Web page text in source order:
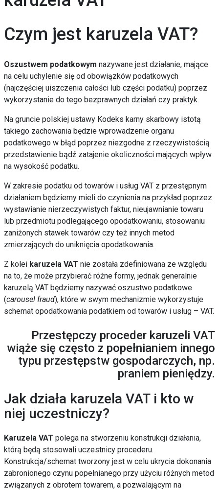
Czym jest karuzela VAT?
Oszustwem podatkowym nazywane jest działanie, mające
na celu uchylenie się od obowiązków podatkowych
(najczęściej uiszczenia całości lub części podatku) poprzez
wykorzystanie do tego bezprawnych działań czy praktyk.
Na gruncie polskiej ustawy Kodeks karny skarbowy istotą
takiego zachowania będzie wprowadzenie organu
podatkowego w błąd poprzez niezgodne z rzeczywistością
przedstawienie bądź zatajenie okoliczności mających wpływ
na wysokość podatku.
W zakresie podatku od towarów i usług VAT z przestępnym
działaniem będziemy mieli do czynienia na przykład poprzez
wystawianie nierzeczywistych faktur, nieujawnianie towaru
lub przedmiotu podlegającego opodatkowaniu, stosowaniu
zaniżonych stawek towarów czy też innych metod
zmierzających do uniknięcia opodatkowania.
Z kolei karuzela VAT nie została zdefiniowana ze względu
na to, że może przybierać różne formy, jednak generalnie
karuzelą VAT będziemy nazywać oszustwo podatkowe
(carousel fraud), które w swym mechanizmie wykorzystuje
schemat opodatkowania podatkiem od towarów i usług – VAT.
Przestępczy proceder karuzeli VAT
wiąże się często z popełnianiem innego
typu przestępstw gospodarczych, np.
praniem pieniędzy.
Jak działa karuzela VAT i kto w
niej uczestniczy?
Karuzela VAT polega na stworzeniu konstrukcji działania,
którą będą stosowali uczestnicy procederu.
Konstrukcja/schemat tworzony jest w celu ukrycia dokonania
zabronionego czynu popełnianego przy użyciu różnych metod
związanych z obrotem towarem, a pozwalającym na